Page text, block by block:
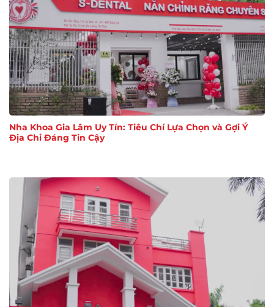
Nha Khoa Gia Lâm Uy Tín: Tiêu Chí Lựa Chọn và Gợi Ý
Địa Chỉ Đáng Tin Cậy